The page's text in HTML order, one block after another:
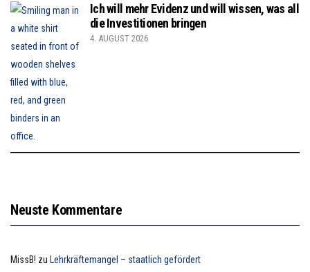
Ich will mehr Evidenz und will wissen, was all
die Investitionen bringen
4. AUGUST 2026
Neuste Kommentare
MissB! zu Lehrkräftemangel – staatlich gefördert